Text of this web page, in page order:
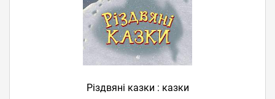
Різдвяні казки : казки